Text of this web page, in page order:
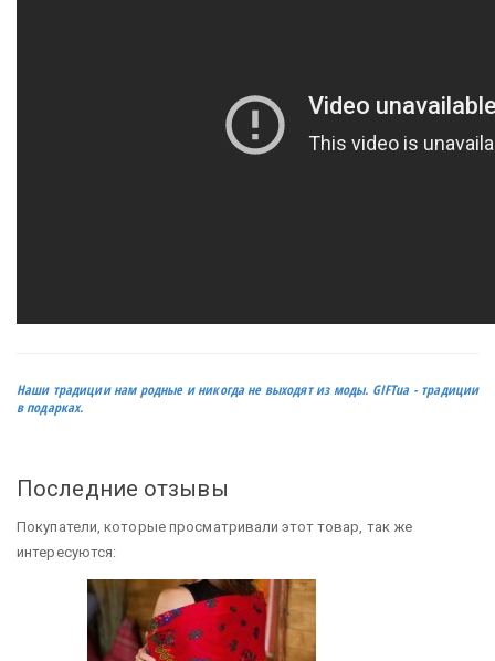
Наши традиции нам родные и никогда не выходят из моды. GIFTua - традиции
в подарках.
Последние отзывы
Покупатели, которые просматривали этот товар, так же
интересуются: